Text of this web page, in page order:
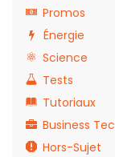
Promos
Énergie
Science
Tests
Tutoriaux
Business
Hors-Sujet